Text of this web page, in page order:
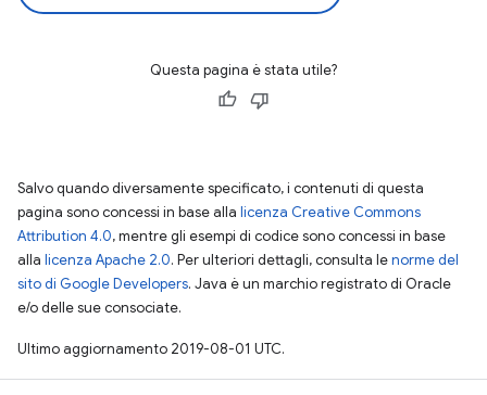
Questa pagina è stata utile?
Salvo quando diversamente specificato, i contenuti di questa
pagina sono concessi in base alla licenza Creative Commons
Attribution 4.0, mentre gli esempi di codice sono concessi in base
alla licenza Apache 2.0. Per ulteriori dettagli, consulta lenorme del
sito di Google Developers. Java è un marchio registrato di Oracle
e/o delle sue consociate.
Ultimo aggiornamento 2019-08-01 UTC.